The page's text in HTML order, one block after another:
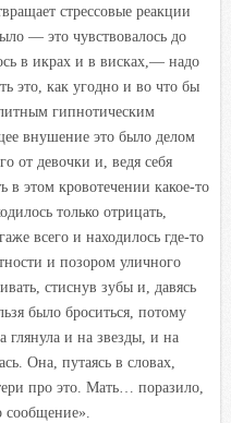
стрессовые реакции
— это чувствовалось до
в икрах и в висках,— надо
это, как угодно и во что бы
гипнотическим
внушение это было делом
от девочки и, ведя себя
в этом кровотечении какое-то
только отрицать,
всего и находилось где-то
и позором уличного
стиснув зубы и, давясь
было броситься, потому
и на звезды, и на
Она, путаясь в словах,
про это. Мать… поразило,